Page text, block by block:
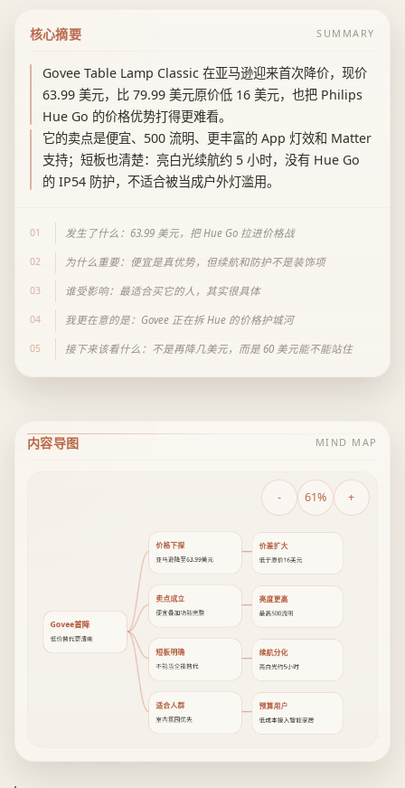
核心摘要 SUMMARY
Govee Table Lamp Classic 在亚马逊迎来首次降价，现价
63.99 美元，比 79.99 美元原价低 16 美元，也把 Philips
Hue Go 的价格优势打得更难看。
它的卖点是便宜、500 流明、更丰富的 App 灯效和 Matter
支持；短板也清楚：亮白光续航约 5 小时，没有 Hue Go
的 IP54 防护，不适合被当成户外灯滥用。
01 发生了什么：63.99 美元，把 Hue Go 拉进价格战
02 为什么重要：便宜是真优势，但续航和防护不是装饰项
03 谁受影响：最适合买它的人，其实很具体
04 我更在意的是：Govee 正在拆 Hue 的价格护城河
05 接下来该看什么：不是再降几美元，而是 60 美元能不能站住
内容导图 MIND MAP
- 61% +
Govee首降
低价替代更清晰
价格下探
亚马逊降至63.99美元
价差扩大
低于原价16美元
卖点成立
便宜叠加功能完整
亮度更高
最高500流明
短板明确
不能当全能替代
续航分化
亮白光约5小时
适合人群
室内氛围优先
预算用户
低成本接入智能家居